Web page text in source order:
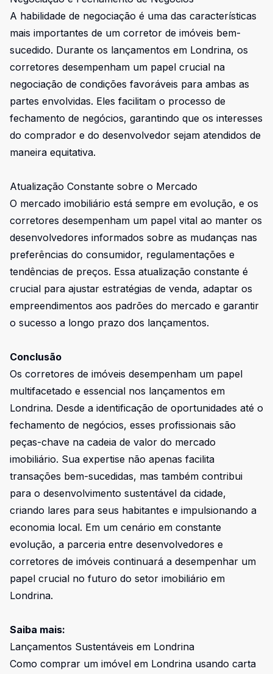
A habilidade de negociação é uma das características
mais importantes de um corretor de imóveis bem-
sucedido. Durante os lançamentos em Londrina, os
corretores desempenham um papel crucial na
negociação de condições favoráveis para ambas as
partes envolvidas. Eles facilitam o processo de
fechamento de negócios, garantindo que os interesses
do comprador e do desenvolvedor sejam atendidos de
maneira equitativa.
Atualização Constante sobre o Mercado
O mercado imobiliário está sempre em evolução, e os
corretores desempenham um papel vital ao manter os
desenvolvedores informados sobre as mudanças nas
preferências do consumidor, regulamentações e
tendências de preços. Essa atualização constante é
crucial para ajustar estratégias de venda, adaptar os
empreendimentos aos padrões do mercado e garantir
o sucesso a longo prazo dos lançamentos.
Conclusão
Os corretores de imóveis desempenham um papel
multifacetado e essencial nos lançamentos em
Londrina. Desde a identificação de oportunidades até o
fechamento de negócios, esses profissionais são
peças-chave na cadeia de valor do mercado
imobiliário. Sua expertise não apenas facilita
transações bem-sucedidas, mas também contribui
para o desenvolvimento sustentável da cidade,
criando lares para seus habitantes e impulsionando a
economia local. Em um cenário em constante
evolução, a parceria entre desenvolvedores e
corretores de imóveis continuará a desempenhar um
papel crucial no futuro do setor imobiliário em
Londrina.
Saiba mais:
Lançamentos Sustentáveis em Londrina
Como comprar um imóvel em Londrina usando carta